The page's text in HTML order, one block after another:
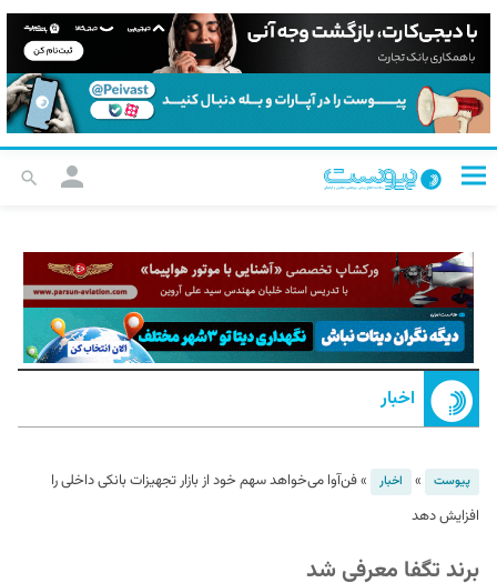
اخبار
پیوست » اخبار »فن‌آوا می‌خواهد سهم خود از بازار تجهیزات بانکی داخلی را
افزایش دهد
برند تگفا معرفی شد